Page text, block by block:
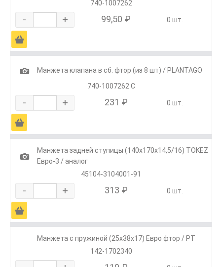
740-1007262
- + 99,50 ₽ 0 шт.
Ä
1
Манжета клапана в сб. фтор (из 8 шт) / PLANTAGO
740-1007262 С
- + 231 ₽ 0 шт.
Ä
1
Манжета задней ступицы (140х170х14,5/16) TOKEZ
Евро-3 / аналог
45104-3104001-91
- + 313 ₽ 0 шт.
Ä
Манжета с пружиной (25х38х17) Евро фтор / РТ
142-1702340